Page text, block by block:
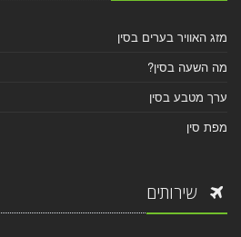
מזג האוויר בערים בסין
מה השעה בסין?
ערך מטבע בסין
מפת סין
שירותים